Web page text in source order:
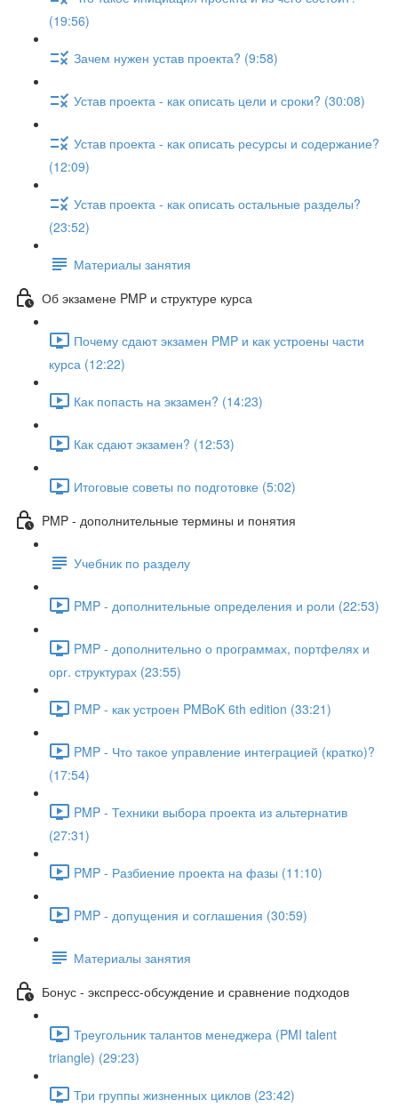
(19:56)
Зачем нужен устав проекта? (9:58)
Устав проекта - как описать цели и сроки? (30:08)
Устав проекта - как описать ресурсы и содержание?
(12:09)
Устав проекта - как описать остальные разделы?
(23:52)
Материалы занятия
Об экзамене PMP и структуре курса
Почему сдают экзамен PMP и как устроены части
курса (12:22)
Как попасть на экзамен? (14:23)
Как сдают экзамен? (12:53)
Итоговые советы по подготовке (5:02)
PMP - дополнительные термины и понятия
Учебник по разделу
PMP - дополнительные определения и роли (22:53)
PMP - дополнительно о программах, портфелях и
орг. структурах (23:55)
PMP - как устроен PMBoK 6th edition (33:21)
PMP - Что такое управление интеграцией (кратко)?
(17:54)
PMP - Техники выбора проекта из альтернатив
(27:31)
PMP - Разбиение проекта на фазы (11:10)
PMP - допущения и соглашения (30:59)
Материалы занятия
Бонус - экспресс-обсуждение и сравнение подходов
Треугольник талантов менеджера (PMI talent
triangle) (29:23)
Три группы жизненных циклов (23:42)